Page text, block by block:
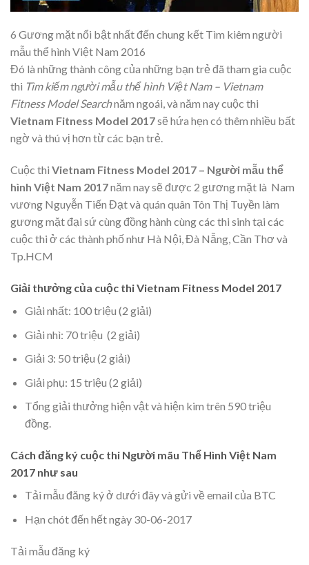
6 Gương mặt nổi bật nhất đến chung kết Tìm kiêm người
mẫu thể hình Việt Nam 2016
Đó là những thành công của những bạn trẻ đã tham gia cuộc
thi Tìm kiếm người mẫu thể hình Việt Nam – Vietnam
Fitness Model Searchnăm ngoái, và năm nay cuộc thi
Vietnam Fitness Model 2017sẽ hứa hẹn có thêm nhiều bất
ngờ và thú vị hơn từ các bạn trẻ.
Cuộc thi Vietnam Fitness Model 2017 – Người mẫu thể
hình Việt Nam 2017năm nay sẽ được 2 gương mặt là Nam
vương Nguyễn Tiến Đạt và quán quân Tôn Thị Tuyền làm
gương mặt đại sứ cùng đồng hành cùng các thi sinh tại các
cuộc thi ở các thành phố như Hà Nội, Đà Nẵng, Cần Thơ và
Tp.HCM
Giải thưởng của cuộc thi Vietnam Fitness Model 2017
Giải nhất: 100 triệu (2 giải)
Giải nhì: 70 triệu (2 giải)
Giải 3: 50 triệu (2 giải)
Giải phụ: 15 triệu (2 giải)
Tổng giải thưởng hiện vật và hiện kim trên 590 triệu
đồng.
Cách đăng ký cuộc thi Người mãu Thể Hình Việt Nam
2017 như sau
Tải mẫu đăng ký ở dưới đây và gửi về email của BTC
Hạn chót đến hết ngày 30-06-2017
Tải mẫu đăng ký